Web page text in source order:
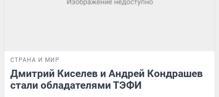
СТРАНА И МИР
Дмитрий Киселев и Андрей Кондрашев
стали обладателями ТЭФИ